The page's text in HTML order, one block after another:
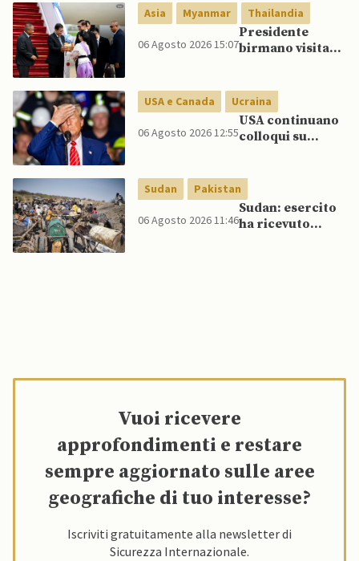
Interno:
“Potrebbe
esserci dietro un
attore statale”
Asia Myanmar Thailandia
06 Agosto 2026 15:07
Presidente
birmano visita
Myanmar ad
ASEAN
USA e Canada Ucraina
06 Agosto 2026 12:55
USA continuano
colloqui su
Patriot in
Ucraina,
nonostante
dubbi di Trump,
Sudan Pakistan
06 Agosto 2026 11:46
Sudan: esercito
ha ricevuto
Vuoi ricevere
approfondimenti e restare
sempre aggiornato sulle aree
geografiche di tuo interesse?
Iscriviti gratuitamente alla newsletter di
Sicurezza Internazionale.